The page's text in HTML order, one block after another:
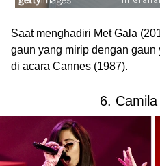
Saat menghadiri Met Gala
gaun yang mirip dengan
di acara Cannes (1987).
6.